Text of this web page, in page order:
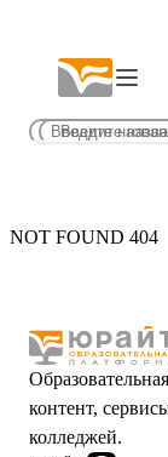
NOT FOUND 404
контент,
колледжей.